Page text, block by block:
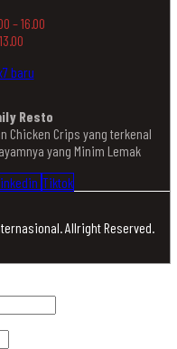
– 16.00
Resto
Chicken Crips yang terkenal
yang Minim Lemak
Tiktok
Allright Reserved.